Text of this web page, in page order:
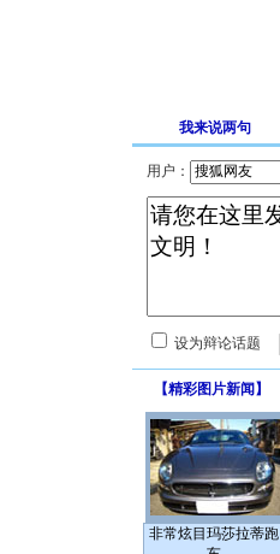
我来说两句
用户：
设为辩论话题
【精彩图片新闻 】
非常炫目玛莎拉蒂跑